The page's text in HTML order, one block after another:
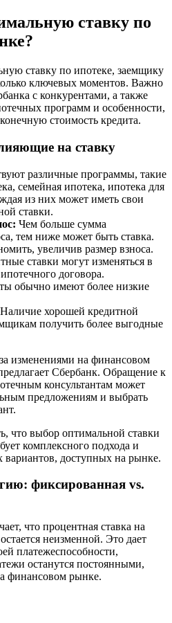
ставку по
ставку по ипотеке, заемщику
ключевых моментов. Важно
с конкурентами, а также
программ и особенности,
стоимость кредита.
на ставку
различные программы, такие
семейная ипотека, ипотека для
из них может иметь свои
ставки.
Чем больше сумма
тем ниже может быть ставка.
увеличив размер взноса.
ставки могут изменяться в
договора.
обычно имеют более низкие
Наличие хорошей кредитной
получить более выгодные
изменениями на финансовом
Сбербанк. Обращение к
консультантам может
предложениям и выбрать
что выбор оптимальной ставки
комплексного подхода и
вариантов, доступных на рынке.
фиксированная vs.
что процентная ставка на
неизменной. Это дает
платежеспособности,
останутся постоянными,
финансовом рынке.